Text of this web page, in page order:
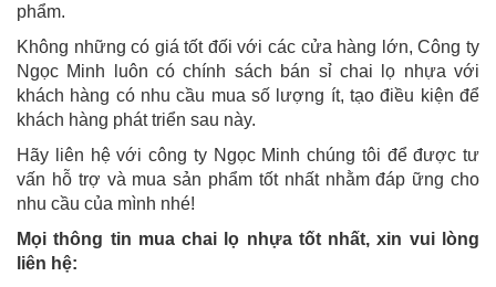
phẩm.
Không những có giá tốt đối với các cửa hàng lớn, Công ty
Ngọc Minh luôn có chính sách bán sỉ chai lọ nhựa với
khách hàng có nhu cầu mua số lượng ít, tạo điều kiện để
khách hàng phát triển sau này.
Hãy liên hệ với công ty Ngọc Minh chúng tôi để được tư
vấn hỗ trợ và mua sản phẩm tốt nhất nhằm đáp ững cho
nhu cầu của mình nhé!
Mọi thông tin mua chai lọ nhựa tốt nhất, xin vui lòng
liên hệ: